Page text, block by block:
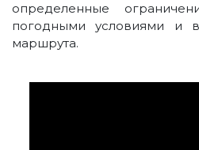
определенные
погодными условиями и
маршрута.